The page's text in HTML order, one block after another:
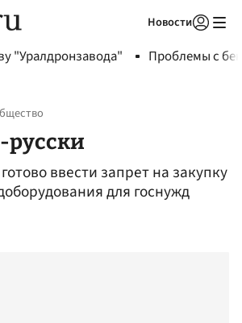
Новости
"Уралдронзавода" Проблемы с
русски
ввести запрет на закупку
для госнужд